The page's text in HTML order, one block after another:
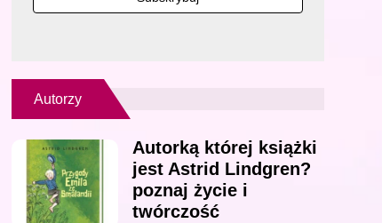
Autorzy
Autorką której książki
jest Astrid Lindgren?
poznaj życie i
twórczość